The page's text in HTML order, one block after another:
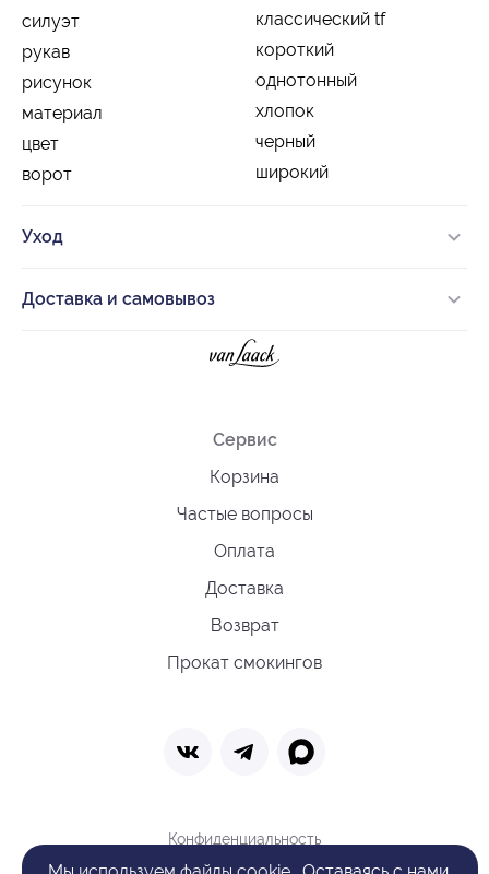
силуэт
классический tf
рукав
короткий
рисунок
однотонный
материал
хлопок
цвет
черный
ворот
широкий
Уход
Доставка и самовывоз
Сервис
Корзина
Частые вопросы
Оплата
Доставка
Возврат
Прокат смокингов
Конфиденциальность
Политика обработки cookie